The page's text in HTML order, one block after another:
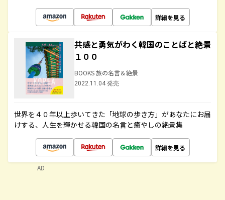
詳細を見る
共感と勇気がわく韓国のことばと絶景
１００
BOOKS 旅の名言＆絶景
2022.11.04 発売
世界を４０年以上歩いてきた「地球の歩き方」があなたにお届
けする、人生を輝かせる韓国の名言と癒やしの絶景集
詳細を見る
AD